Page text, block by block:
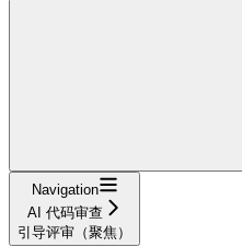
Navigation
AI 代码审查
引导评审（聚焦）